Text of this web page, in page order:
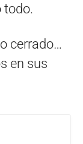
todo.
cerrado…
en sus